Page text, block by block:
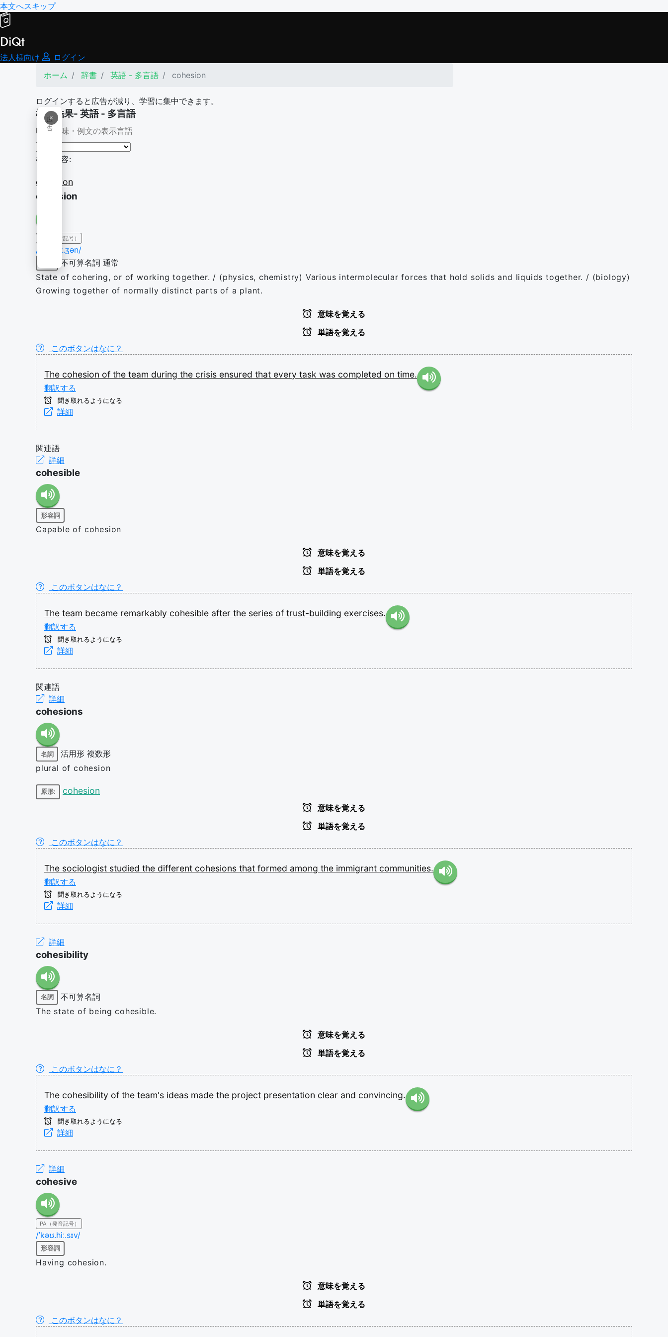
本文へスキップ
DiQt
法人様向け
ログイン
ホーム
辞書 英語 - 多言語 cohesion
ログインすると広告が減り、学習に集中できます。
×
広
告
検索結果- 英語 - 多言語
意味・例文の表示言語
検索内容:
cohesion
cohesion
IPA（発音記号）
/koʊˈhiː.ʒən/
不可算名詞 通常
State of cohering, or of working together. / (physics, chemistry) Various intermolecular forces that hold solids and liquids together. / (biology)
Growing together of normally distinct parts of a plant.
意味を覚える
単語を覚える
このボタンはなに？
The cohesion of the team during the crisis ensured that every task was completed on time.
翻訳する
聞き取れるようになる
詳細
関連語
詳細
cohesible
形容詞
Capable of cohesion
意味を覚える
単語を覚える
このボタンはなに？
The team became remarkably cohesible after the series of trust-building exercises.
翻訳する
聞き取れるようになる
詳細
関連語
詳細
cohesions
名詞 活用形 複数形
plural of cohesion
原形: cohesion
意味を覚える
単語を覚える
このボタンはなに？
The sociologist studied the different cohesions that formed among the immigrant communities.
翻訳する
聞き取れるようになる
詳細
詳細
cohesibility
名詞
不可算名詞
The state of being cohesible.
意味を覚える
単語を覚える
このボタンはなに？
The cohesibility of the team's ideas made the project presentation clear and convincing.
翻訳する
聞き取れるようになる
詳細
詳細
cohesive
IPA（発音記号）
/ˈkəʊ.hiː.sɪv/
形容詞
Having cohesion.
意味を覚える
単語を覚える
このボタンはなに？